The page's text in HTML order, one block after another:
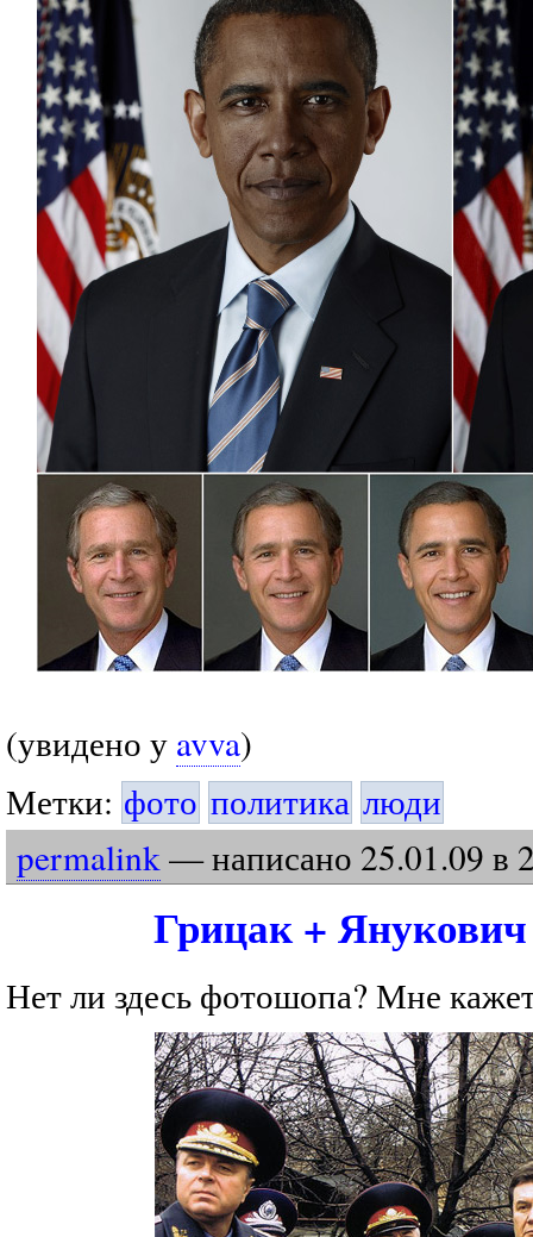
(увидено у avva)
Метки: фото политика люди
permalink— написано 25.01.09 в
Грицак +
Нет ли здесь фотошопа? Мне